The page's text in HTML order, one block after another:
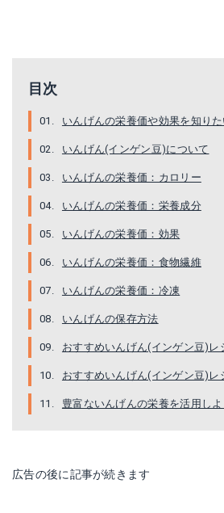
目次
いんげんの栄養価や効果を知りた
いんげん(インゲン豆)について
いんげんの栄養価：カロリー
いんげんの栄養価：栄養成分
いんげんの栄養価：効果
いんげんの栄養価：食物繊維
いんげんの栄養価：冷凍
いんげんの保存方法
おすすめいんげん(インゲン豆)レ
おすすめいんげん(インゲン豆)レ
豊富ないんげんの栄養を活用しよ
広告の後に記事が続きます